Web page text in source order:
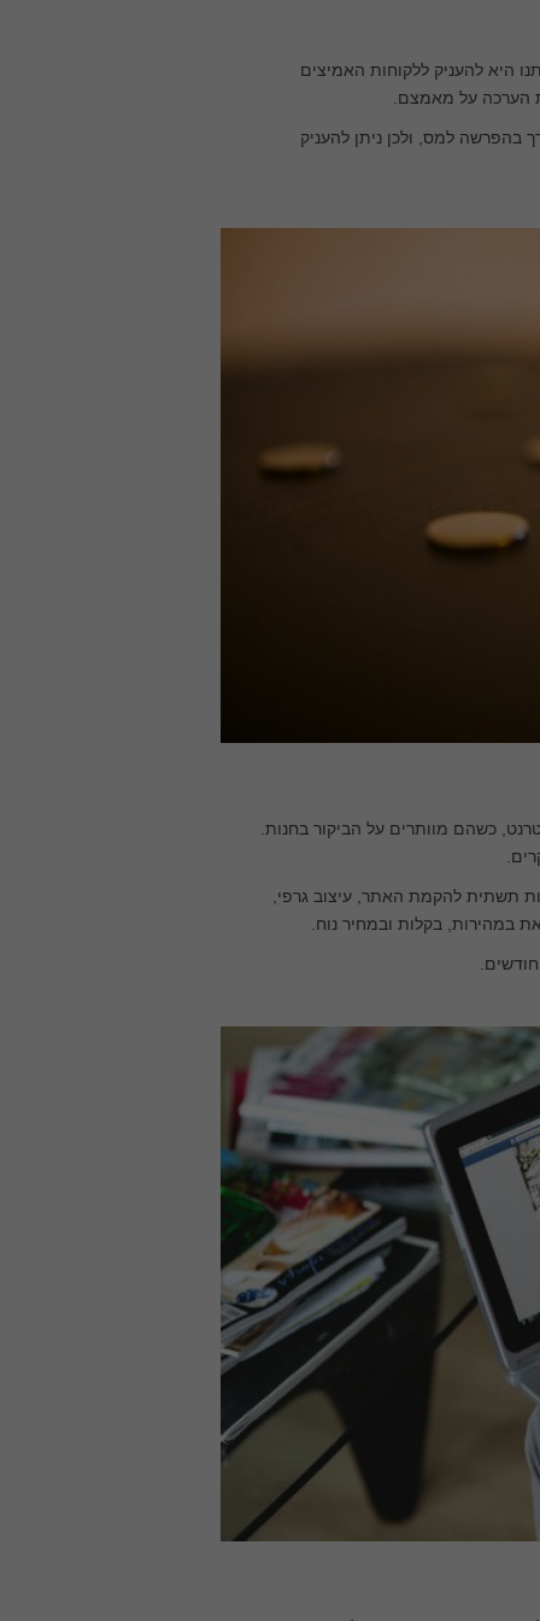
לטובת הציבור בעלות 15 ₪ ליום. המלצתנו היא להעניק ללקוחות האמיצים
ללקוחות עד סכום 220 ₪ ללא צורך בהפרשה למס, ולכן ניתן להעניק
האינטרנט, כשהם מוותרים על הביקור בחנות.
תשתית להקמת האתר, עיצוב גרפי,
במהירות, בקלות ובמחיר נוח.